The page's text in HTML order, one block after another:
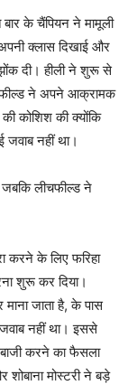
के चैंपियन ने मामूली
क्लास दिखाई और
दी। हीली ने शुरू से
ने अपने आक्रामक
कोशिश की क्योंकि
नहीं था।
जबकि लीचफील्ड ने
करने के लिए फरिहा
शुरू कर दिया।
जाता है, के पास
नहीं था। इससे
करने का फैसला
मोस्टरी ने बड़े